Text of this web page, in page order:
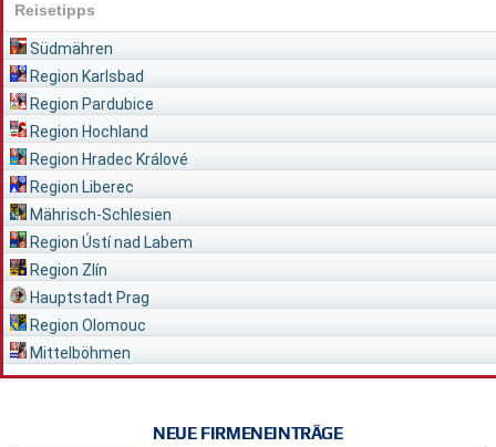
Reisetipps
Südmähren
Region Karlsbad
Region Pardubice
Region Hochland
Region Hradec Králové
Region Liberec
Mährisch-Schlesien
Region Ústí nad Labem
Region Zlín
Hauptstadt Prag
Region Olomouc
Mittelböhmen
NEUE FIRMENEINTRÄGE